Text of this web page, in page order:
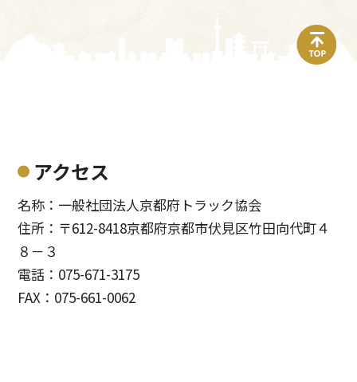
top
アクセス
名称：一般社団法人京都府トラック協会
住所：〒612-8418京都府京都市伏見区竹田向代町４
８－３
電話：075-671-3175
FAX：075-661-0062